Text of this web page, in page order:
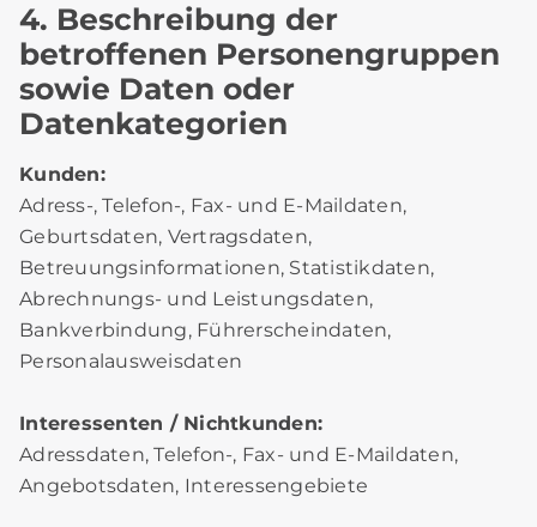
4. Beschreibung der
betroffenen Personengruppen
sowie Daten oder
Datenkategorien
Kunden:
Adress-, Telefon-, Fax- und E-Maildaten,
Geburtsdaten, Vertragsdaten,
Betreuungsinformationen, Statistikdaten,
Abrechnungs- und Leistungsdaten,
Bankverbindung, Führerscheindaten,
Personalausweisdaten
Interessenten / Nichtkunden:
Adressdaten, Telefon-, Fax- und E-Maildaten,
Angebotsdaten, Interessengebiete